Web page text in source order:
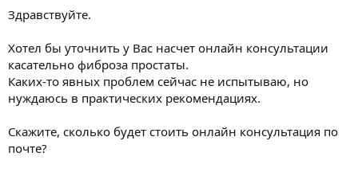
Здравствуйте.
Хотел бы уточнить у Вас насчет онлайн консультации
касательно фиброза простаты.
Каких-то явных проблем сейчас не испытываю, но
нуждаюсь в практических рекомендациях.
Скажите, сколько будет стоить онлайн консультация по
почте?